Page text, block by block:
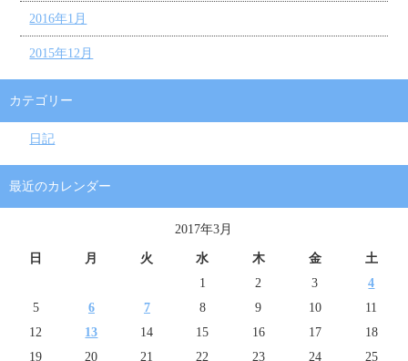
2016年1月
2015年12月
カテゴリー
日記
最近のカレンダー
2017年3月
日 月 火 水 木 金
土
1
2 3
4
5
6 7 8 9 10
11
12
13 14 15 16 17
18
19
20 21 22 23 24 25